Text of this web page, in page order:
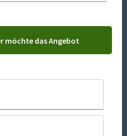
möchte das Angebot